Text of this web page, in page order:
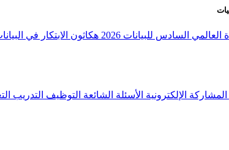
السادس للبيانات 2026 هكاثون الابتكار في
المشاركة الإلكترونية الأسئلة الشائعة التوظيف التدريب